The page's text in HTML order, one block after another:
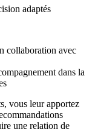
adaptés
collaboration avec
dans la
vous leur apportez
une relation de